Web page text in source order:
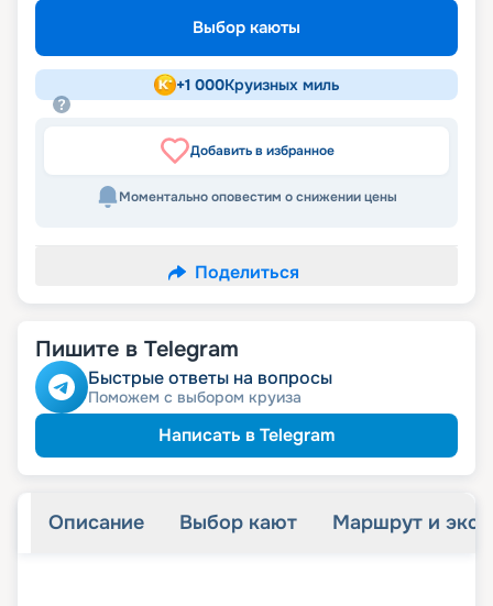
Выбор каюты
+1 000Круизных миль
Добавить в избранное
Моментально оповестим о снижении цены
Поделиться
Пишите в Telegram
Быстрые ответы на вопросы
Поможем с выбором круиза
Написать в Telegram
Описание Выбор кают Маршрут и